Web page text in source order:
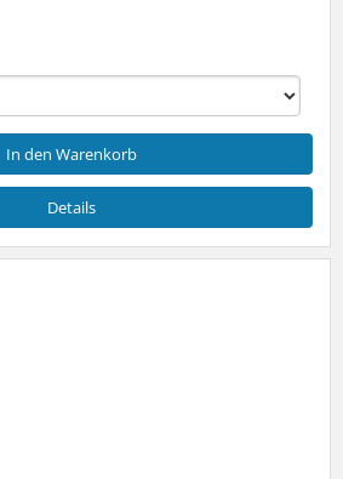
In den Warenkorb
Details